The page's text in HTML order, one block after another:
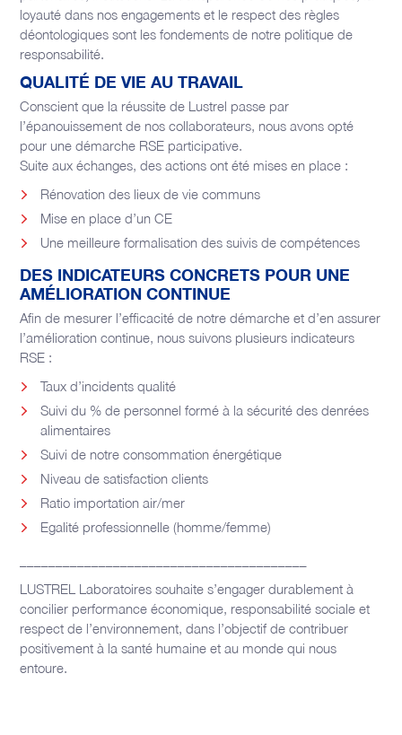
loyauté dans nos engagements et le respect des règles
déontologiques sont les fondements de notre politique de
responsabilité.
QUALITÉ DE VIE AU TRAVAIL
Conscient que la réussite de Lustrel passe par
l’épanouissement de nos collaborateurs, nous avons opté
pour une démarche RSE participative.
Suite aux échanges, des actions ont été mises en place :
Rénovation des lieux de vie communs
Mise en place d’un CE
Une meilleure formalisation des suivis de compétences
DES INDICATEURS CONCRETS POUR UNE
AMÉLIORATION CONTINUE
Afin de mesurer l’efficacité de notre démarche et d’en assurer
l’amélioration continue, nous suivons plusieurs indicateurs
RSE :
Taux d’incidents qualité
Suivi du % de personnel formé à la sécurité des denrées
alimentaires
Suivi de notre consommation énergétique
Niveau de satisfaction clients
Ratio importation air/mer
Egalité professionnelle (homme/femme)
LUSTREL Laboratoires souhaite s’engager durablement à
concilier performance économique, responsabilité sociale et
respect de l’environnement, dans l’objectif de contribuer
positivement à la santé humaine et au monde qui nous
entoure.